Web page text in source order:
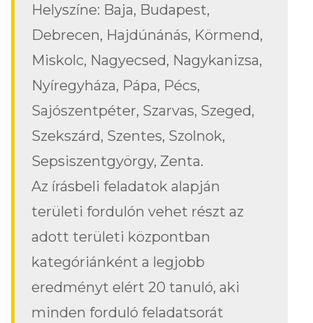
Helyszíne: Baja, Budapest,
Debrecen, Hajdúnánás, Körmend,
Miskolc, Nagyecsed, Nagykanizsa,
Nyíregyháza, Pápa, Pécs,
Sajószentpéter, Szarvas, Szeged,
Szekszárd, Szentes, Szolnok,
Sepsiszentgyörgy, Zenta.
Az írásbeli feladatok alapján
területi fordulón vehet részt az
adott területi központban
kategóriánként a legjobb
eredményt elért 20 tanuló, aki
minden forduló feladatsorát